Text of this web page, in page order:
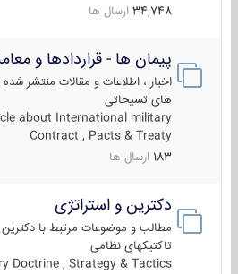
34,748 ارسال ها
پیمان ها - قراردادها و
اخبار ، اطلاعات و مقالات منتشر شده
های تسیحاتی
about International military
Contract , Pacts & Treaty
183 ارسال ها
دکترین و استراتژی
مطالب و موضوعات مرتبط با دکترین ،
تاکتیکهای نظامی
Doctrine , Strategy & Tactics